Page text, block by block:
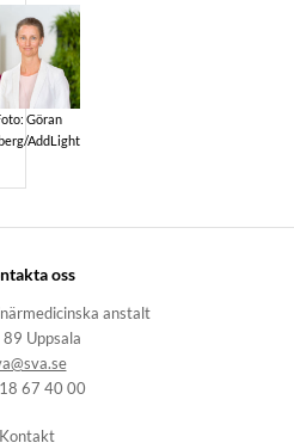
Göran
AddLight
oss
anstalt
Uppsala
67 40 00
Kontakt